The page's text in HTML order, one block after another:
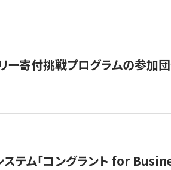
ー寄付挑戦プログラムの参加
テム「コングラント for